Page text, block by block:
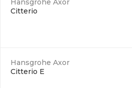
Citterio
Hansgrohe Axor
Citterio E